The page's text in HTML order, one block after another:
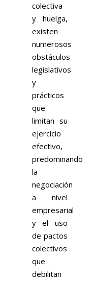
colectiva
y huelga,
existen
numerosos
obstáculos
legislativos
y
prácticos
que
limitan su
ejercicio
efectivo,
predominando
la
negociación
a nivel
empresarial
y el uso
de pactos
colectivos
que
debilitan